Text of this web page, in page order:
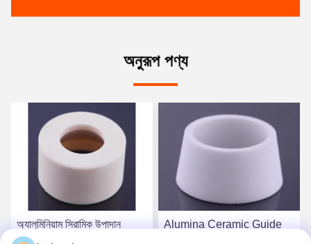
অনুরূপ পণ্য
অ্যালুমিনিয়াম সিরামিক উপাদান
Al203 উচ্চ বৈদ্যুতিক বিচ্ছিন্নতা
Alumina Ceramic Guide